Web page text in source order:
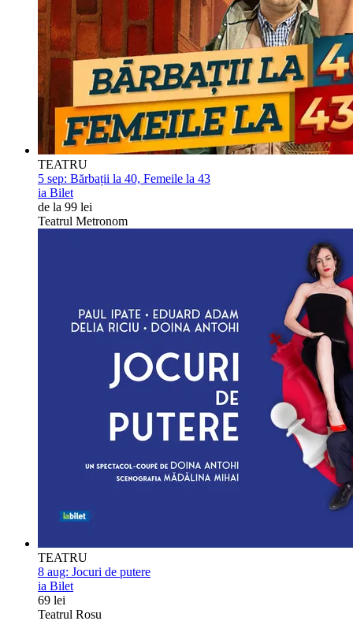
TEATRU
5 sep: Bărbații la 40, Femeile la 43
ia Bilet
de la 99 lei
Teatrul Metronom
TEATRU
8 aug: Jocuri de putere
ia Bilet
69 lei
Teatrul Rosu